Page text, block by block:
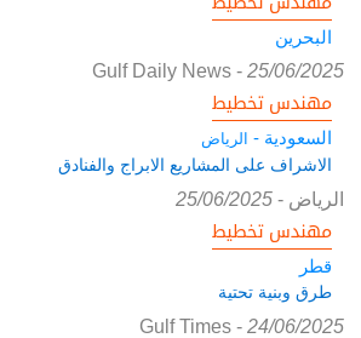
البحرين
Gulf Daily News- 25/06/2025
مهندس تخطيط
السعودية - الرياض
الاشراف على المشاريع الابراج والفنادق
الرياض -
25/06/2025
مهندس تخطيط
قطر
طرق وبنية تحتية
Gulf Times- 24/06/2025